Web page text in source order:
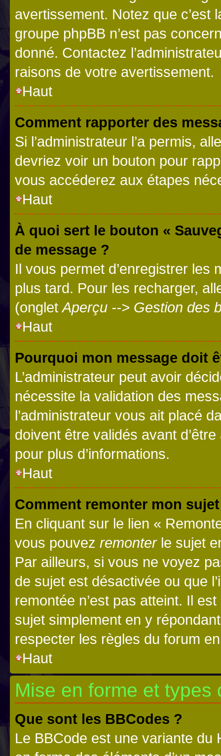
avertissement. Notez que c’est
groupe phpBB n’est pas
donné. Contactez
raisons de votre avertissement.
Haut
Comment rapporter des
Si l’administrateur l’a permis,
devriez voir un bouton pour
vous accéderez aux étapes
Haut
À quoi sert le bouton «
de message ?
Il vous permet d’enregistrer
plus tard. Pour les recharger,
(onglet Aperçu --> Gestion des
Haut
Pourquoi mon message doit
L’administrateur peut avoir
nécessite la validation des
l’administrateur vous ait placé
doivent être validés avant
pour plus d’informations.
Haut
Comment remonter mon
En cliquant sur le lien «
vous pouvez remonterle sujet
Par ailleurs, si vous ne voyez
de sujet est désactivée ou que
remontée n’est pas atteint. Il
sujet simplement en y
respecter les règles du forum
Haut
Mise en forme et types
Que sont les BBCodes ?
Le BBCode est une variante du